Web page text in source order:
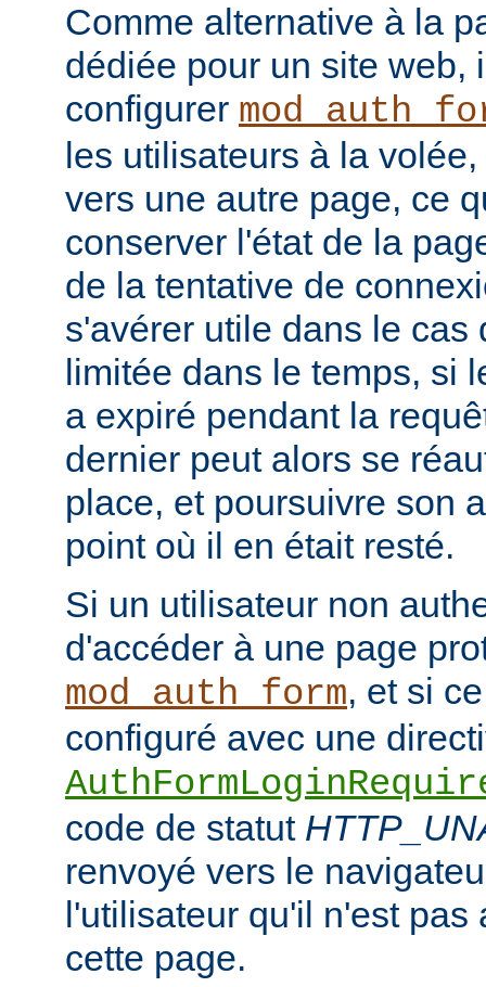
Comme alternative à la
dédiée pour un site web,
configurer
les utilisateurs à la
vers une autre page, ce
conserver l'état de la
de la tentative de
s'avérer utile dans le cas
limitée dans le temps, si
a expiré pendant la
dernier peut alors se
place, et poursuivre son
point où il en était resté.
Si un utilisateur non
d'accéder à une page
mod_auth_form, et si
configuré avec une
code de statut
renvoyé vers le
l'utilisateur qu'il n'est pas
cette page.